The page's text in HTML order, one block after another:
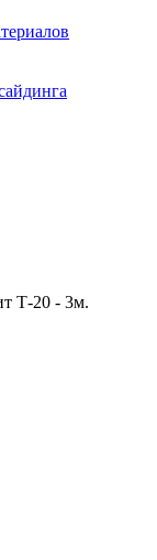
Т-20 - 3м.